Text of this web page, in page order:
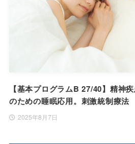
【基本プログラムB 27/40】精神
のための睡眠応用。刺激統制療法
2025年8月7日